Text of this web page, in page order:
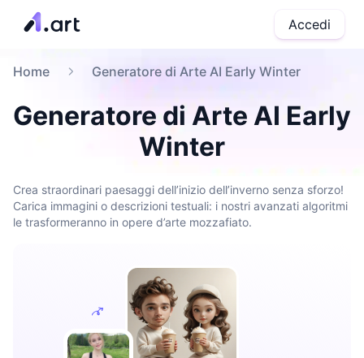
Accedi
Home Generatore di Arte AI Early Winter
Generatore di Arte AI Early
Winter
Crea straordinari paesaggi dell’inizio dell’inverno senza sforzo!
Carica immagini o descrizioni testuali: i nostri avanzati algoritmi
le trasformeranno in opere d’arte mozzafiato.